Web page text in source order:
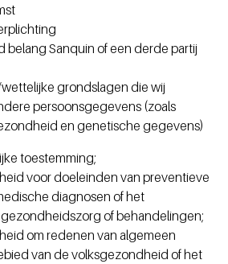
belang Sanquin of een derde partij
grondslagen die wij
persoonsgegevens (zoals
en genetische gegevens)
toestemming;
voor doeleinden van preventieve
diagnosen of het
of behandelingen;
om redenen van algemeen
van de volksgezondheid of het